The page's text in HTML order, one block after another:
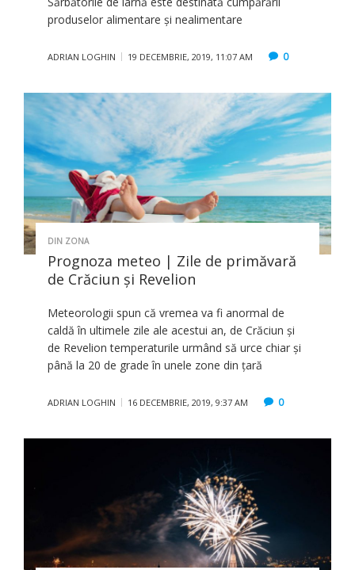
produselor alimentare și nealimentare
ADRIAN LOGHIN 19 DECEMBRIE, 2019, 11:07 AM 0
DIN ZONA
Prognoza meteo | Zile de primăvară
de Crăciun şi Revelion
Meteorologii spun că vremea va fi anormal de
caldă în ultimele zile ale acestui an, de Crăciun și
de Revelion temperaturile urmând să urce chiar și
până la 20 de grade în unele zone din țară
ADRIAN LOGHIN 16 DECEMBRIE, 2019, 9:37 AM 0